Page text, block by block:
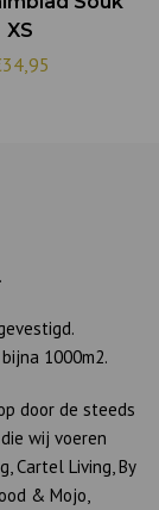
XS
1000m2.
door de steeds
wij voeren
Cartel Living, By
& Mojo,